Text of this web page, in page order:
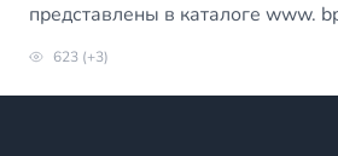
представлены в каталоге www.
623 (+3)